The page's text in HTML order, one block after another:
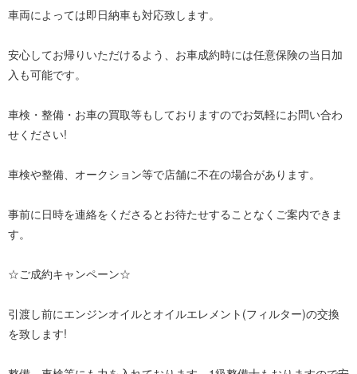
車両によっては即日納車も対応致します。
安心してお帰りいただけるよう、お車成約時には任意保険の当日加
入も可能です。
車検・整備・お車の買取等もしておりますのでお気軽にお問い合わ
せください!
車検や整備、オークション等で店舗に不在の場合があります。
事前に日時を連絡をくださるとお待たせすることなくご案内できま
す。
☆ご成約キャンペーン☆
引渡し前にエンジンオイルとオイルエレメント(フィルター)の交換
を致します!